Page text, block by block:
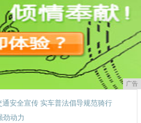
广告
安全宣传 实车普法倡导规范骑行
劲动力